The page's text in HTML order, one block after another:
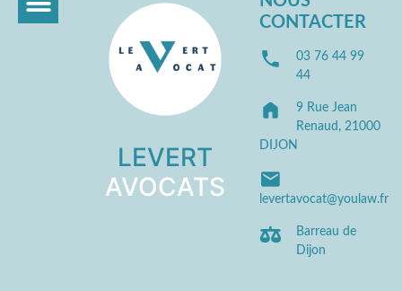
LEVERT
AVOCATS
CONTACTER
03 76 44 99
44
9 Rue Jean
Renaud, 21000
DIJON
levertavocat@youlaw.fr
Barreau de
Dijon